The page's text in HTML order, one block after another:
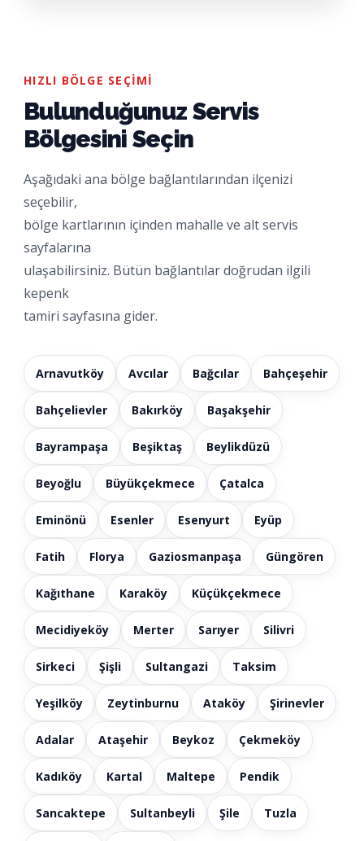
HIZLI BÖLGE SEÇIMI
Bulunduğunuz Servis
Bölgesini Seçin
Aşağıdaki ana bölge bağlantılarından ilçenizi
seçebilir,
bölge kartlarının içinden mahalle ve alt servis
sayfalarına
ulaşabilirsiniz. Bütün bağlantılar doğrudan ilgili
kepenk
tamiri sayfasına gider.
Arnavutköy Avcılar Bağcılar Bahçeşehir
Bahçelievler Bakırköy Başakşehir
Bayrampaşa Beşiktaş Beylikdüzü
Beyoğlu Büyükçekmece Çatalca
Eminönü Esenler Esenyurt Eyüp
Fatih Florya Gaziosmanpaşa Güngören
Kağıthane Karaköy Küçükçekmece
Mecidiyeköy Merter Sarıyer Silivri
Sirkeci Şişli Sultangazi Taksim
Yeşilköy Zeytinburnu Ataköy Şirinevler
Adalar Ataşehir Beykoz Çekmeköy
Kadıköy Kartal Maltepe Pendik
Sancaktepe Sultanbeyli Şile Tuzla